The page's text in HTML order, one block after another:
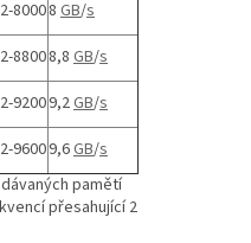
80008 GB/s
88008,8 GB/s
92009,2GB/s
96009,6GB/s
pamětí
přesahující 2